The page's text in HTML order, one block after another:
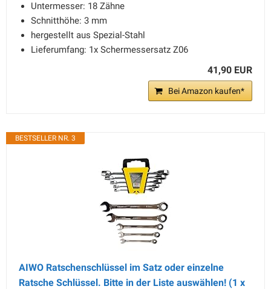
Untermesser: 18 Zähne
Schnitthöhe: 3 mm
hergestellt aus Spezial-Stahl
Lieferumfang: 1x Schermessersatz Z06
41,90 EUR
Bei Amazon kaufen*
BESTSELLER NR. 3
AIWO Ratschenschlüssel im Satz oder einzelne
Ratsche Schlüssel. Bitte in der Liste auswählen! (1 x